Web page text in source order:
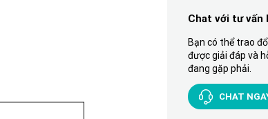
Chat với tư vấn
Bạn có thể trao
được giải đáp và
đang gặp phải.
CHAT